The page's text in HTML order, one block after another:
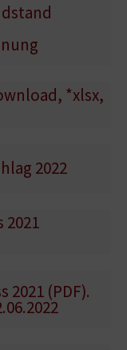
*xlsx,
2022
2021
2021 (PDF).